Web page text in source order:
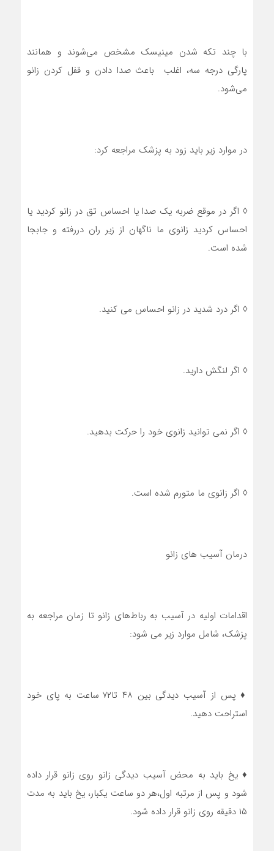
با چند تکه شدن مینیسک مشخص می‌شوند و همانند
پارگی درجه سه، اغلب باعث صدا دادن و قفل کردن زانو
می‌شود.
در موارد زیر باید زود به پزشک مراجعه کرد:
◊ اگر در موقع ضربه یک صدا یا احساس تق در زانو کردید یا
احساس کردید زانوی ما ناگهان از زیر ران دررفته و جابجا
شده است.
◊ اگر درد شدید در زانو احساس می کنید.
◊ اگر لنگش دارید.
◊ اگر نمی توانید زانوی خود را حرکت بدهید.
◊ اگر زانوی ما متورم شده است.
درمان آسیب های زانو
اقدامات اولیه در آسیب به رباط‌های زانو تا زمان مراجعه به
پزشک، شامل موارد زیر می شود:
♦ پس از آسیب دیدگی بین ۴۸ تا۷۲ ساعت به پای خود
استراحت دهید.
♦ یخ باید به محض آسیب دیدگی زانو روی زانو قرار داده
شود و پس از مرتبه اول،هر دو ساعت یکبار، یخ باید به مدت
۱۵ دقیقه روی زانو قرار داده شود.